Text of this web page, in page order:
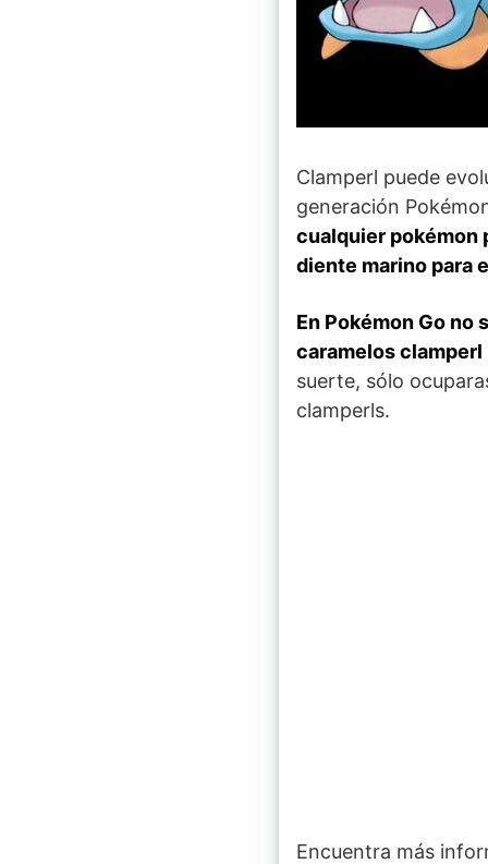
Clamperl puede
generación
cualquier pokémon
diente marino para
En Pokémon Go
caramelos clamperl
suerte, sólo
clamperls.
Encuentra más